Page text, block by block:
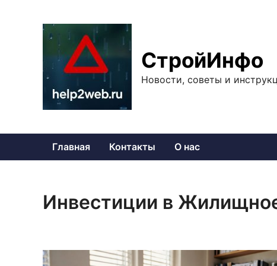
содержимому
СтройИнфо
Новости, советы и
Главная Контакты О нас
Инвестиции в